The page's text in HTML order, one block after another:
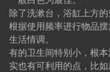
除了洗漱台，浴缸上方
根据使用频率进行物品
生活情调。
有的卫生间特别小，根
实也有可利用的点，比如